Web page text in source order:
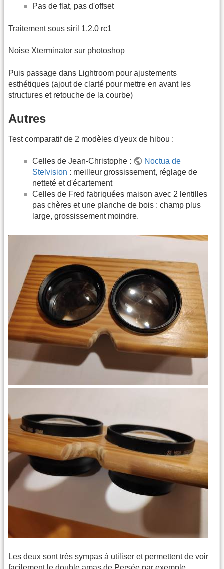
Pas de flat, pas d'offset
Traitement sous siril 1.2.0 rc1
Noise Xterminator sur photoshop
Puis passage dans Lightroom pour ajustements
esthétiques (ajout de clarté pour mettre en avant les
structures et retouche de la courbe)
Autres
Test comparatif de 2 modèles d'yeux de hibou :
Celles de Jean-Christophe :
Noctua de
Stelvision : meilleur grossissement, réglage de
netteté et d'écartement
Celles de Fred fabriquées maison avec 2 lentilles
pas chères et une planche de bois : champ plus
large, grossissement moindre.
Les deux sont très sympas à utiliser et permettent de voir